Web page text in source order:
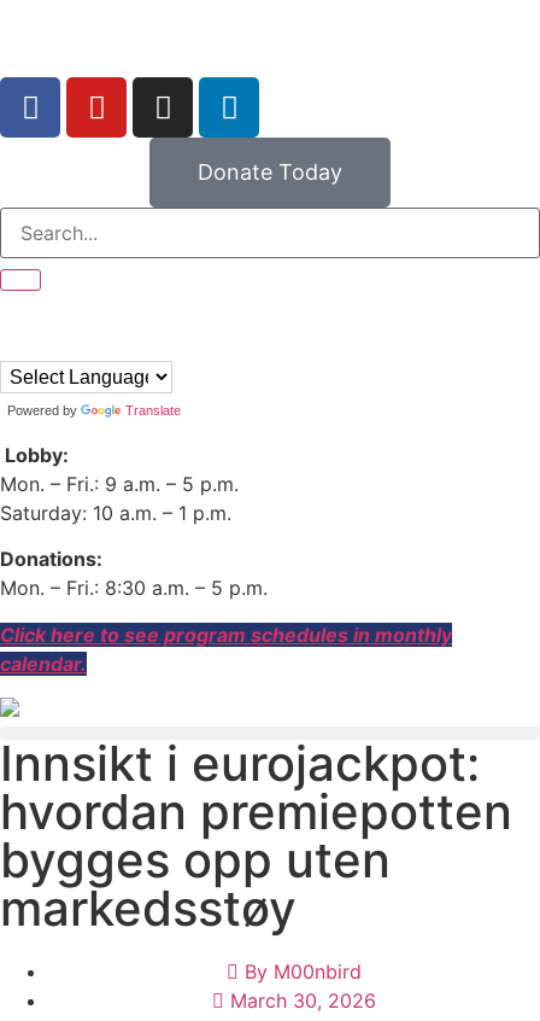
Donate Today
Powered by Translate
Lobby:
Mon. – Fri.: 9 a.m. – 5 p.m.
Saturday: 10 a.m. – 1 p.m.
Donations:
Mon. – Fri.: 8:30 a.m. – 5 p.m.
Click here to see program schedules in monthly
calendar.
Innsikt i eurojackpot:
hvordan premiepotten
bygges opp uten
markedsstøy
By M00nbird
March 30, 2026